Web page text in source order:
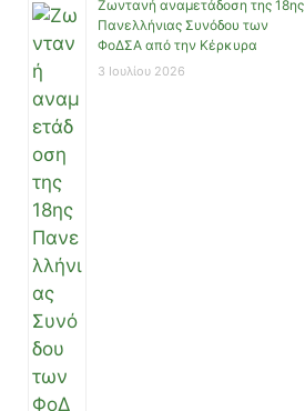
Ζωντανή αναμετάδοση της 18ης
Πανελλήνιας Συνόδου των
ΦοΔΣΑ από την Κέρκυρα
3 Ιουλίου 2026